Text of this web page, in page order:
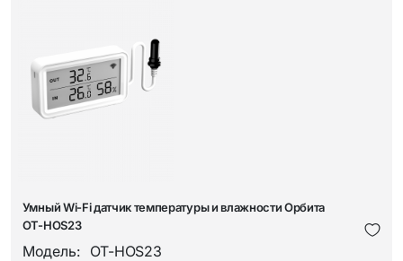
Умный Wi-Fi датчик температуры и влажности Орбита
OT-HOS23
Модель: OT-HOS23